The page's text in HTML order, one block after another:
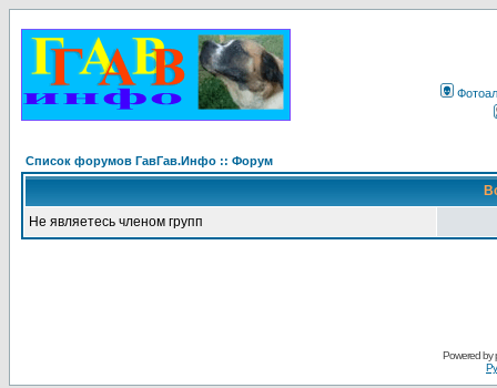
Список форумов ГавГав.Инфо :: Форум
Не являетесь членом групп
Powered by